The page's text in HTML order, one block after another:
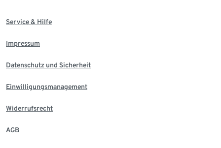
Service & Hilfe
Impressum
Datenschutz und Sicherheit
Einwilligungsmanagement
Widerrufsrecht
AGB